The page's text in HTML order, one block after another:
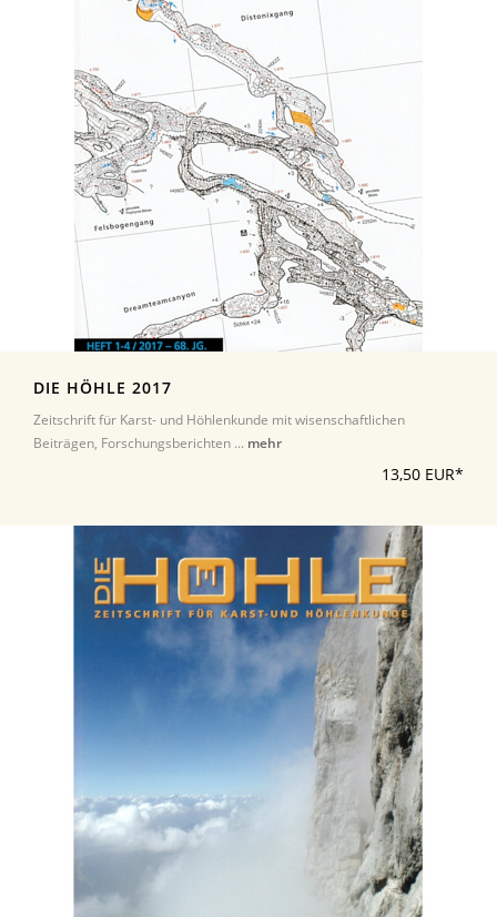
DIE HÖHLE 2017
Zeitschrift für Karst- und Höhlenkunde mit wisenschaftlichen
Beiträgen, Forschungsberichten ... mehr
13,50 EUR*